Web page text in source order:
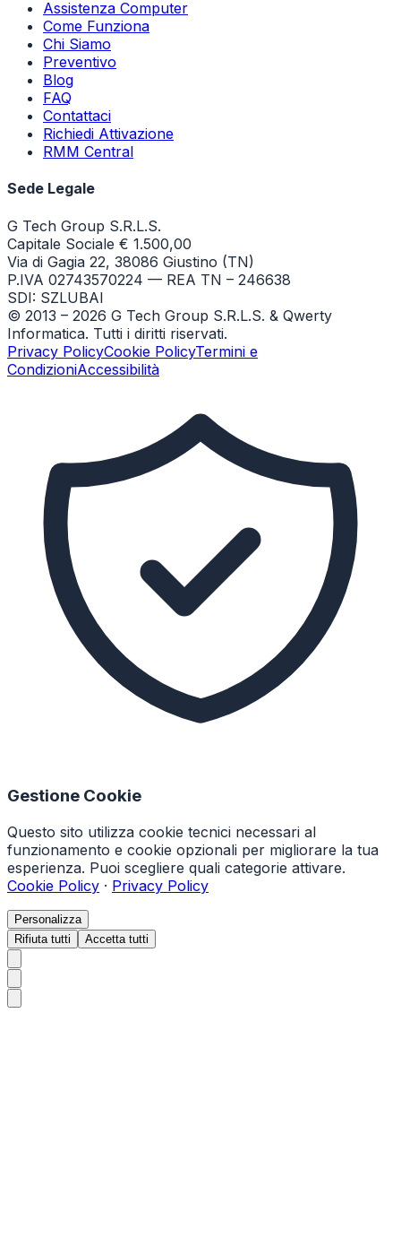
Assistenza Computer
Come Funziona
Chi Siamo
Preventivo
Blog
FAQ
Contattaci
Richiedi Attivazione
RMM Central
Sede Legale
G Tech Group S.R.L.S.
Capitale Sociale € 1.500,00
Via di Gagia 22, 38086 Giustino (TN)
P.IVA 02743570224 — REA TN – 246638
SDI: SZLUBAI
© 2013 – 2026 G Tech Group S.R.L.S. & Qwerty
Informatica. Tutti i diritti riservati.
Privacy PolicyCookie PolicyTermini e
CondizioniAccessibilità
Gestione Cookie
Questo sito utilizza cookie tecnici necessari al
funzionamento e cookie opzionali per migliorare la tua
esperienza. Puoi scegliere quali categorie attivare.
Cookie Policy · Privacy Policy
Personalizza
Rifiuta tutti
Accetta tutti